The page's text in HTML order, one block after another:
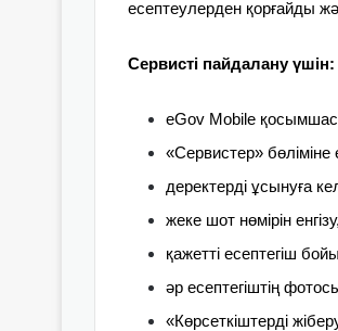
есептеулерден қорғайды
Сервисті пайдалану үшін:
eGov Mobile
«Сервистер» бөліміне
деректерді ұсынуға
жеке шот нөмірін
қажетті есептегіш
әр есептегіштің
«Көрсеткіштерді